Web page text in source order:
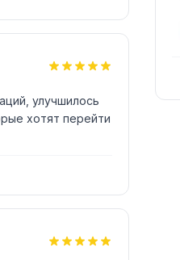
улучшилось
хотят перейти